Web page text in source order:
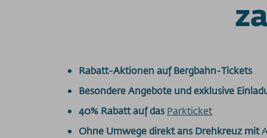
Rabatt-Aktionen auf Bergbahn-Tickets
Besondere Angebote und exklusive
40% Rabatt auf das Parkticket
Ohne Umwege direkt ans Drehkreuz mit